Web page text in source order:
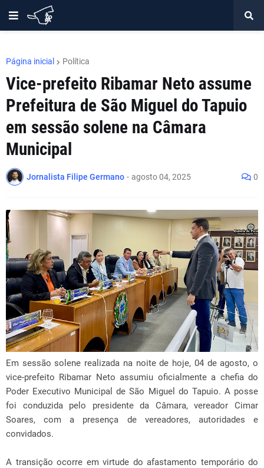
Página inicial Política
Vice-prefeito Ribamar Neto assume
Prefeitura de São Miguel do Tapuio
em sessão solene na Câmara
Municipal
Jornalista Filipe Germano - agosto 04, 2025 0
Em sessão solene realizada na noite de hoje, 04 de agosto, o
vice-prefeito Ribamar Neto assumiu oficialmente a chefia do
Poder Executivo Municipal de São Miguel do Tapuio. A posse
foi conduzida pelo presidente da Câmara, vereador Cimar
Soares, com a presença de vereadores, autoridades e
convidados.
A transição ocorre em virtude do afastamento temporário do